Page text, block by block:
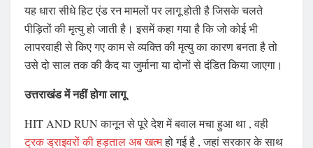
यह धारा सीधे हिट एंड रन मामलों पर लागू होती है जिसके चलते
पीड़ितों की मृत्यु हो जाती है। इसमें कहा गया है कि जो कोई भी
लापरवाही से किए गए काम से व्यक्ति की मृत्यु का कारण बनता है तो
उसे दो साल तक की कैद या जुर्माना या दोनों से दंडित किया जाएगा।
उत्तराखंड में नहीं होगा लागू
HIT AND RUN कानून से पूरे देश में बवाल मचा हुआ था , वही
ट्रक ड्राइवरों की हड़ताल अब खत्‍महो गई है , जहां सरकार के साथ